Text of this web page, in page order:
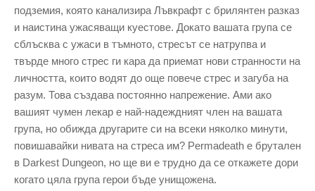
подземия, която канализира Лъвкрафт с брилянтен разказ
и наистина ужасяващи куестове. Докато вашата група се
сблъсква с ужаси в тъмното, стресът се натрупва и
твърде много стрес ги кара да приемат нови странности на
личността, които водят до още повече стрес и загуба на
разум. Това създава постоянно напрежение. Ами ако
вашият чумен лекар е най-надеждният член на вашата
група, но обижда другарите си на всеки няколко минути,
повишавайки нивата на стреса им? Permadeath е брутален
в Darkest Dungeon, но ще ви е трудно да се откажете дори
когато цяла група герои бъде унищожена.